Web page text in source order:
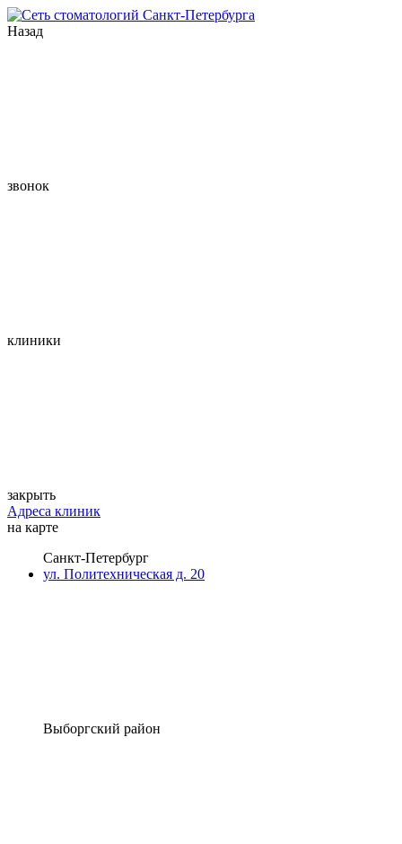
Назад
звонок
клиники
закрыть
Адреса клиник
на карте
Санкт-Петербург
ул. Политехническая д. 20
Выборгский район